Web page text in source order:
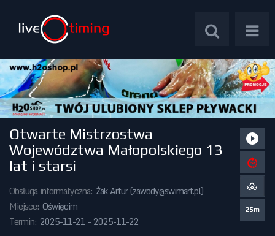
Zawody Międzynarodowe
Zawody Centralne
Zawody Okręgowe
Kalendarz Imprez
Otwarte Mistrzostwa
Województwa Małopolskiego 13
lat i starsi
Obsługa informatyczna: Żak Artur (zawody@swimart.pl)
Miejsce: Oświęcim
Termin: 2025-11-21 - 2025-11-22
25m